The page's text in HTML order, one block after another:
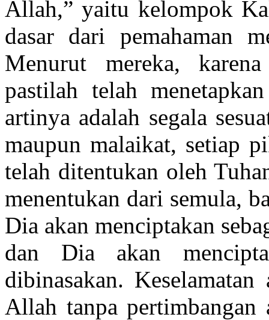
Allah,” yaitu kelompok
dasar dari pemahaman
Menurut mereka,
pastilah telah
artinya adalah segala
maupun malaikat, setiap
telah ditentukan oleh
menentukan dari semula,
Dia akan menciptakan
dan Dia akan
dibinasakan.
Allah tanpa